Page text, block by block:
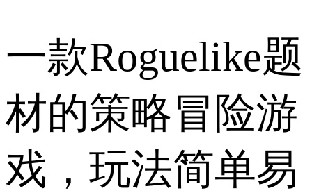
一款Roguelike题
材的策略冒险游
戏，玩法简单易